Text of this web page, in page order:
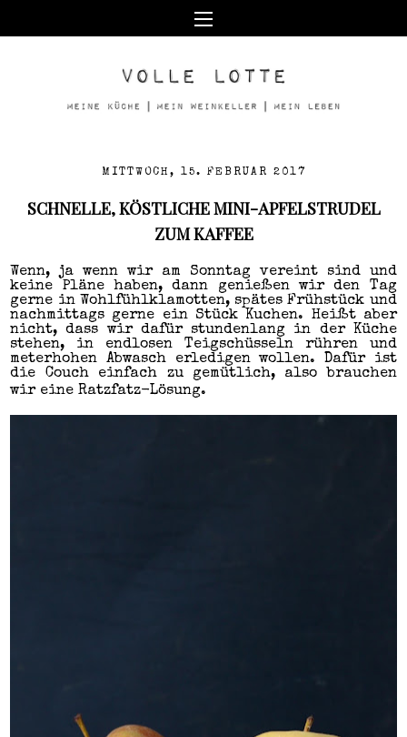
MITTWOCH, 15. FEBRUAR 2017
SCHNELLE, KÖSTLICHE MINI-APFELSTRUDEL
ZUM KAFFEE
Wenn, ja wenn wir am Sonntag vereint sind und
keine Pläne haben, dann genießen wir den Tag
gerne in Wohlfühlklamotten, spätes Frühstück und
nachmittags gerne ein Stück Kuchen. Heißt aber
nicht, dass wir dafür stundenlang in der Küche
stehen, in endlosen Teigschüsseln rühren und
meterhohen Abwasch erledigen wollen. Dafür ist
die Couch einfach zu gemütlich, also brauchen
wir eine Ratzfatz-Lösung.